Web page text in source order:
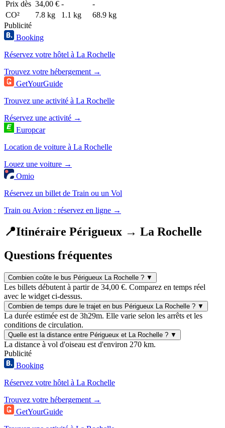
Prix dès 34,00 € -
-
CO²
7.8 kg 1.1 kg
68.9 kg
Publicité
Booking
Réservez votre hôtel à La Rochelle
Trouvez votre hébergement →
GetYourGuide
Trouvez une activité à La Rochelle
Réservez une activité →
Europcar
Location de voiture à La Rochelle
Louez une voiture →
Omio
Réservez un billet de Train ou un Vol
Train ou Avion : réservez en ligne →
📍Itinéraire Périgueux → La Rochelle
Questions fréquentes
Combien coûte le bus Périgueux La Rochelle ? ▼
Les billets débutent à partir de 34,00 €. Comparez en temps réel
avec le widget ci-dessus.
Combien de temps dure le trajet en bus Périgueux La Rochelle ? ▼
La durée estimée est de 3h29m. Elle varie selon les arrêts et les
conditions de circulation.
Quelle est la distance entre Périgueux et La Rochelle ? ▼
La distance à vol d'oiseau est d'environ 270 km.
Publicité
Booking
Réservez votre hôtel à La Rochelle
Trouvez votre hébergement →
GetYourGuide